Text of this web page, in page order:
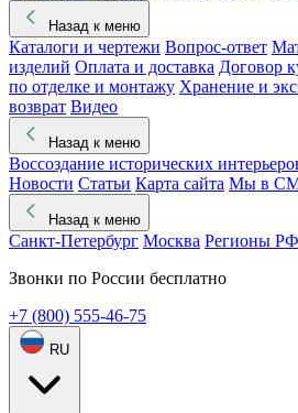
Назад к меню
Каталоги и чертежи Вопрос-ответ
изделий Оплата и доставка Договор
по отделке и монтажу Хранение и
возврат Видео
Назад к меню
Воссоздание исторических
Новости Статьи Карта сайта Мы в
Назад к меню
Санкт-Петербург Москва Регионы РФ
Звонки по России бесплатно
+7 (800) 555-46-75
RU